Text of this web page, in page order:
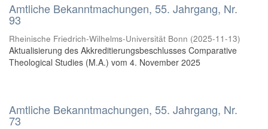
Amtliche Bekanntmachungen, 55. Jahrgang, Nr.
93
Rheinische Friedrich-Wilhelms-Universität Bonn (2025-11-13)
Aktualisierung des Akkreditierungsbeschlusses Comparative
Theological Studies (M.A.) vom 4. November 2025
Amtliche Bekanntmachungen, 55. Jahrgang, Nr.
73